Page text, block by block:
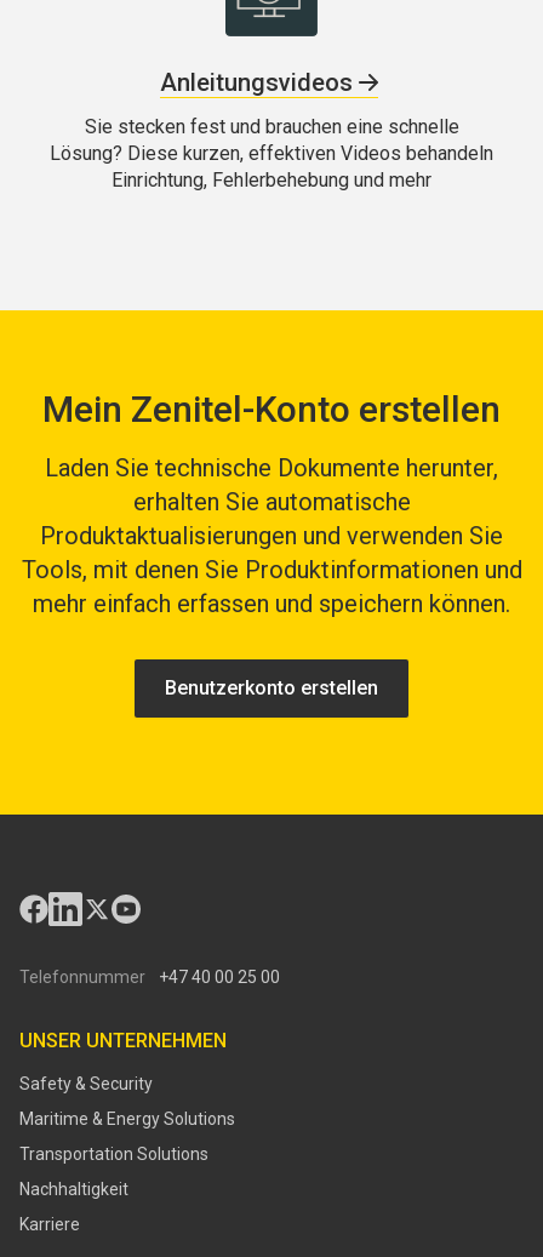
Anleitungsvideos
Sie stecken fest und brauchen eine schnelle
Lösung? Diese kurzen, effektiven Videos behandeln
Einrichtung, Fehlerbehebung und mehr
Mein Zenitel-Konto erstellen
Laden Sie technische Dokumente herunter,
erhalten Sie automatische
Produktaktualisierungen und verwenden Sie
Tools, mit denen Sie Produktinformationen und
mehr einfach erfassen und speichern können.
Benutzerkonto erstellen
Telefonnummer +47 40 00 25 00
UNSER UNTERNEHMEN
Safety & Security
Maritime & Energy Solutions
Transportation Solutions
Nachhaltigkeit
Karriere